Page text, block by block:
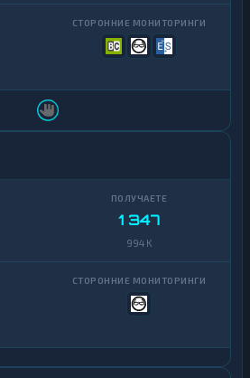
1 347
994 K